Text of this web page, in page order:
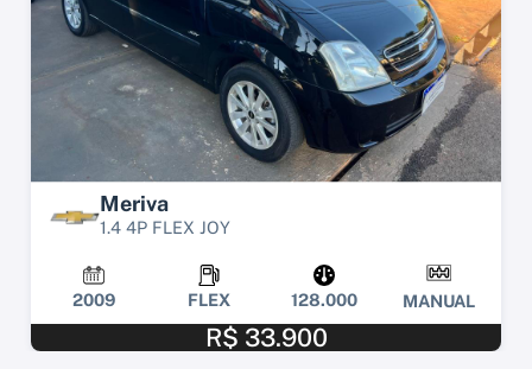
Meriva
1.4 4P FLEX JOY
2009 FLEX 128.000 MANUAL
R$ 33.900